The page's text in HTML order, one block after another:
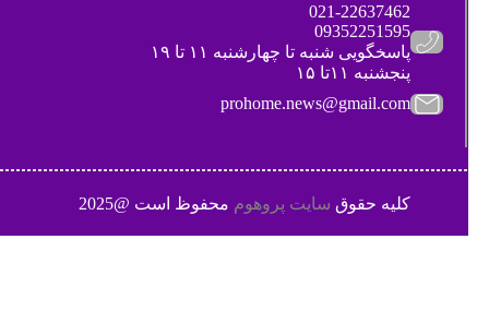
021-22637462
09352251595
پاسخگویی شنبه تا چهارشنبه ۱۱ تا ۱۹
پنجشنبه ۱۱تا ۱۵
prohome.news@gmail.com
کلیه حقوقسایت پروهوممحفوظ است @2025